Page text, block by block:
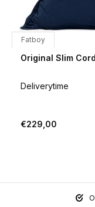
Fatboy
Original Slim Cord
Deliverytime
€229,00